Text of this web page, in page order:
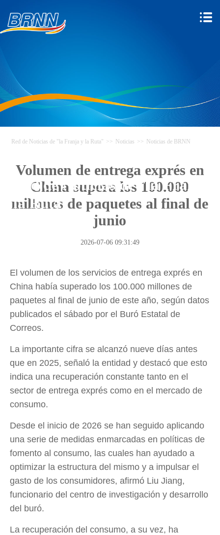
Red de Noticias de "la Franja y
la Ruta"
Red de Noticias de "la Franja y la Ruta" >> Noticias >> Noticias de BRNN
Volumen de entrega exprés en
China supera los 100.000
millones de paquetes al final de
junio
2026-07-06 09:31:49
El volumen de los servicios de entrega exprés en
China había superado los 100.000 millones de
paquetes al final de junio de este año, según datos
publicados el sábado por el Buró Estatal de
Correos.
La importante cifra se alcanzó nueve días antes
que en 2025, señaló la entidad y destacó que esto
indica una recuperación constante tanto en el
sector de entrega exprés como en el mercado de
consumo.
Desde el inicio de 2026 se han seguido aplicando
una serie de medidas enmarcadas en políticas de
fomento al consumo, las cuales han ayudado a
optimizar la estructura del mismo y a impulsar el
gasto de los consumidores, afirmó Liu Jiang,
funcionario del centro de investigación y desarrollo
del buró.
La recuperación del consumo, a su vez, ha